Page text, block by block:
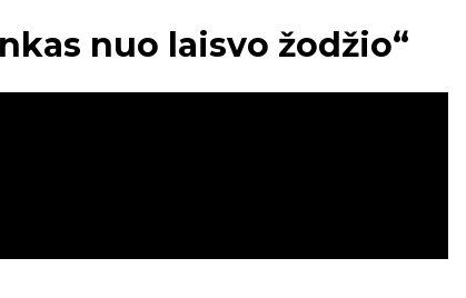
nuo laisvo žodžio“